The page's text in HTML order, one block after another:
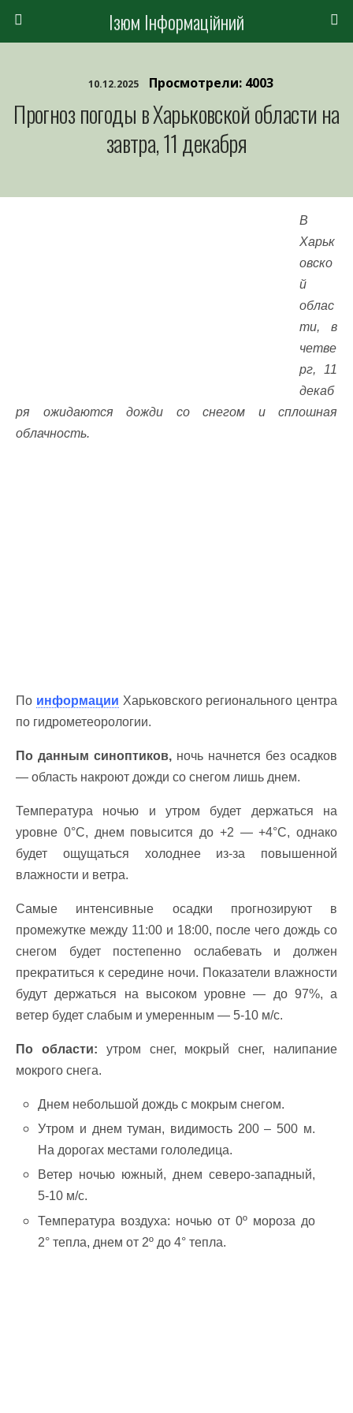
Ізюм Інформаційний
10.12.2025 Просмотрели: 4003
Прогноз погоды в Харьковской области на
завтра, 11 декабря
В
Харьк
овско
й
облас
ти, в
четве
рг, 11
декаб
ря ожидаются дожди со снегом и сплошная
облачность.
По информации Харьковского регионального центра
по гидрометеорологии.
По данным синоптиков, ночь начнется без осадков
— область накроют дожди со снегом лишь днем.
Температура ночью и утром будет держаться на
уровне 0°С, днем повысится до +2 — +4°С, однако
будет ощущаться холоднее из-за повышенной
влажности и ветра.
Самые интенсивные осадки прогнозируют в
промежутке между 11:00 и 18:00, после чего дождь со
снегом будет постепенно ослабевать и должен
прекратиться к середине ночи. Показатели влажности
будут держаться на высоком уровне — до 97%, а
ветер будет слабым и умеренным — 5-10 м/с.
По области: утром снег, мокрый снег, налипание
мокрого снега.
Днем небольшой дождь с мокрым снегом.
Утром и днем туман, видимость 200 – 500 м.
На дорогах местами гололедица.
Ветер ночью южный, днем северо-западный,
5-10 м/с.
Температура воздуха: ночью от 0º мороза до
2° тепла, днем от 2º до 4° тепла.